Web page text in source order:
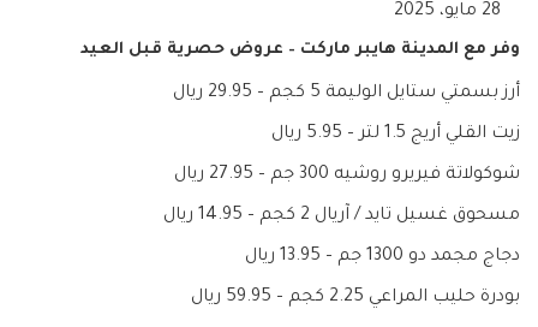
28 مايو، 2025
وفر مع المدينة هايبر ماركت – عروض حصرية قبل العيد
أرز بسمتي ستايل الوليمة 5 كجم – 29.95 ريال
زيت القلي أريج 1.5 لتر – 5.95 ريال
شوكولاتة فيريرو روشيه 300 جم – 27.95 ريال
مسحوق غسيل تايد / آريال 2 كجم – 14.95 ريال
دجاج مجمد دو 1300 جم – 13.95 ريال
بودرة حليب المراعي 2.25 كجم – 59.95 ريال